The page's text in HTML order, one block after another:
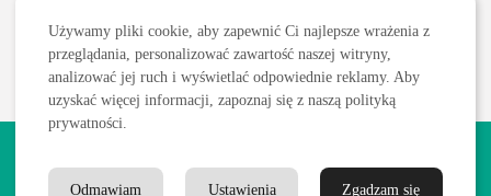
Budownictwo/Nieruchomości
są chronione prawem autorskim.
Używamy pliki cookie, aby zapewnić Ci najlepsze wrażenia z
przeglądania, personalizować zawartość naszej witryny,
analizować jej ruch i wyświetlać odpowiednie reklamy. Aby
uzyskać więcej informacji, zapoznaj się z naszą polityką
prywatności.
Zgadzam się
Ustawienia
Odmawiam